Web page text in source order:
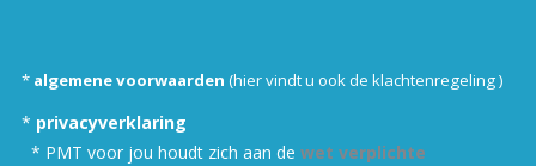
* algemene voorwaarden (hier vindt u ook de klachtenregeling)
* privacyverklaring
* PMT voor jou houdt zich aan de wet verplichte